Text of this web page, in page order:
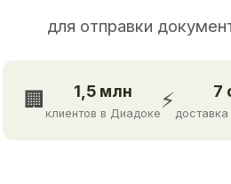
для отправки
🏢 1,5 млн
клиентов в Диадоке
⚡ 7